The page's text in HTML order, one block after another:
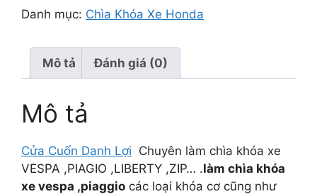
Danh mục: Chìa Khóa Xe Honda
Mô tả Đánh giá (0)
Mô tả
Cửa Cuốn Danh Lợi Chuyên làm chìa khóa xe
VESPA ,PIAGIO ,LIBERTY ,ZIP… .làm chìa khóa
xe vespa ,piaggio các loại khóa cơ cũng như